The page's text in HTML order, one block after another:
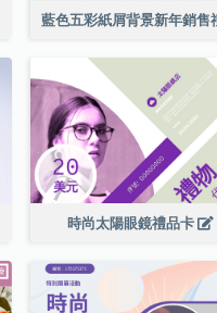
時尚太陽眼鏡禮品卡